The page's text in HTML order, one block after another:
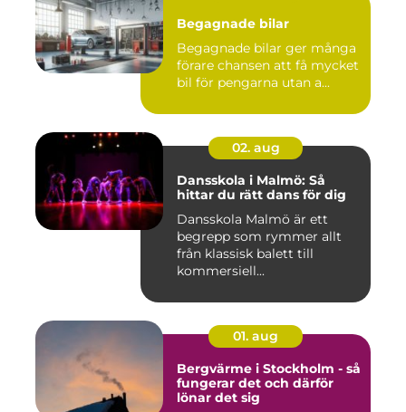
Begagnade bilar
Begagnade bilar ger många
förare chansen att få mycket
bil för pengarna utan a...
02. aug
Dansskola i Malmö: Så
hittar du rätt dans för dig
Dansskola Malmö är ett
begrepp som rymmer allt
från klassisk balett till
kommersiell...
01. aug
Bergvärme i Stockholm - så
fungerar det och därför
lönar det sig